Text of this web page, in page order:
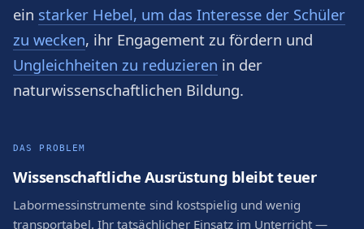
ein starker Hebel, um das Interesse der Schüler
zu wecken, ihr Engagement zu fördern und
Ungleichheiten zu reduzieren in der
naturwissenschaftlichen Bildung.
DAS PROBLEM
Wissenschaftliche Ausrüstung bleibt teuer
Labormessinstrumente sind kostspielig und wenig
transportabel. Ihr tatsächlicher Einsatz im Unterricht —